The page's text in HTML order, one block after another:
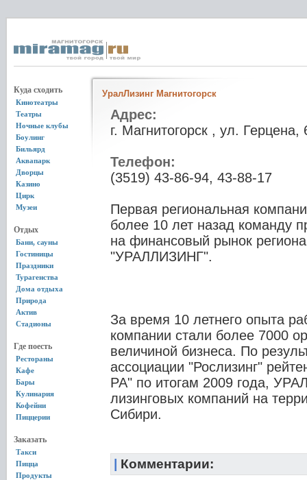
Куда сходить
Кинотеатры
Театры
Ночные клубы
Боулинг
Бильярд
Аквапарк
Дворцы
Казино
Цирк
Музеи
Отдых
Бани, сауны
Гостиницы
Праздники
Турагенства
Дома отдыха
Природа
Актив
Стадионы
Где поесть
Рестораны
Кафе
Бары
Кулинария
Кофейни
Пиццерии
Заказать
Такси
Пицца
Продукты
УралЛизинг Магнитогорск
Адрес:
г. Магнитогорск , ул.
Телефон:
(3519) 43-86-94, 43-88-17
Первая региональная
более 10 лет назад команду
на финансовый рынок
"УРАЛЛИЗИНГ".
За время 10 летнего опыта
компании стали более 7000
величиной бизнеса. По
ассоциации "Рослизинг"
РА" по итогам 2009 года,
лизинговых компаний на
Сибири.
Комментарии: